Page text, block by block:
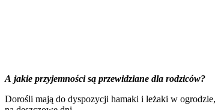
A jakie przyjemności są przewidziane dla rodziców?
Dorośli mają do dyspozycji hamaki i leżaki w